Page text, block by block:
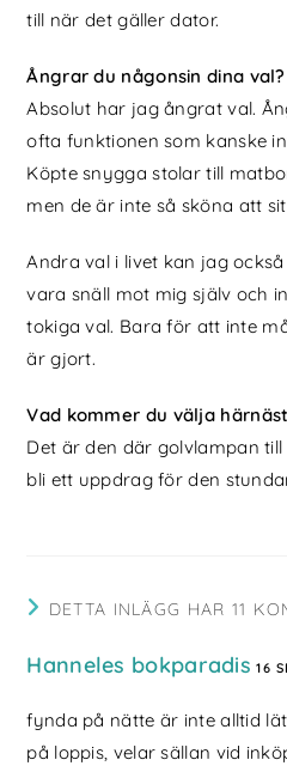
till när det gäller dator.
Ångrar du någonsin dina val?
Absolut har jag ångrat val.
ofta funktionen som kanske
Köpte snygga stolar till
men de är inte så sköna att
Andra val i livet kan jag
vara snäll mot mig själv och
tokiga val. Bara för att inte
är gjort.
Vad kommer du välja
Det är den där golvlampan
bli ett uppdrag för den
DETTA INLÄGG HAR 11
Hanneles bokparadis 16
fynda på nätte är inte alltid
på loppis, velar sällan vid